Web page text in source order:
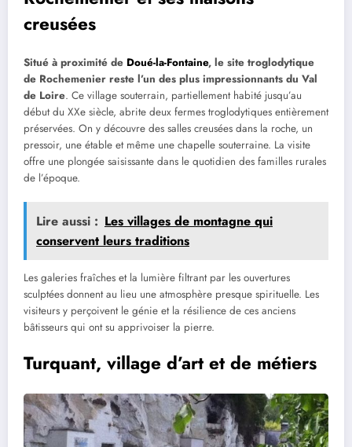
creusées
Situé à proximité de Doué-la-Fontaine, le site troglodytique
de Rochemenier reste l’un des plus impressionnants du Val
de Loire. Ce village souterrain, partiellement habité jusqu’au
début du XXe siècle, abrite deux fermes troglodytiques entièrement
préservées. On y découvre des salles creusées dans la roche, un
pressoir, une étable et même une chapelle souterraine. La visite
offre une plongée saisissante dans le quotidien des familles rurales
de l’époque.
Lire aussi : Les villages de montagne qui
conservent leurs traditions
Les galeries fraîches et la lumière filtrant par les ouvertures
sculptées donnent au lieu une atmosphère presque spirituelle. Les
visiteurs y perçoivent le génie et la résilience de ces anciens
bâtisseurs qui ont su apprivoiser la pierre.
Turquant, village d’art et de métiers